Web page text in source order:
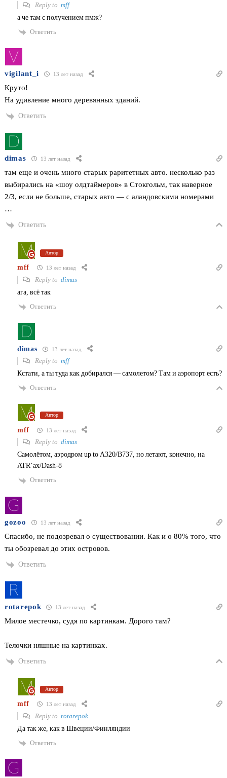
Reply to mff
а че там с получением пмж?
Ответить
vigilant_i 13 лет назад
Круто!
На удивление много деревянных зданий.
Ответить
dimas 13 лет назад
там еще и очень много старых раритетных авто. несколько раз
выбирались на «шоу олдтаймеров» в Стокгольм, так наверное
2/3, если не больше, старых авто — с аландовскими номерами
…
Ответить
Автор
mff 13 лет назад
Reply to dimas
ага, всё так
Ответить
dimas 13 лет назад
Reply to mff
Кстати, а ты туда как добирался — самолетом? Там и аэропорт есть?
Ответить
Автор
mff 13 лет назад
Reply to dimas
Самолётом, аэродром up to A320/B737, но летают, конечно, на
ATR’ах/Dash-8
Ответить
gozoo 13 лет назад
Спасибо, не подозревал о существовании. Как и о 80% того, что
ты обозревал до этих островов.
Ответить
rotarepok 13 лет назад
Милое местечко, судя по картинкам. Дорого там?
Телочки няшные на картинках.
Ответить
Автор
mff 13 лет назад
Reply to rotarepok
Да так же, как в Швеции/Финляндии
Ответить